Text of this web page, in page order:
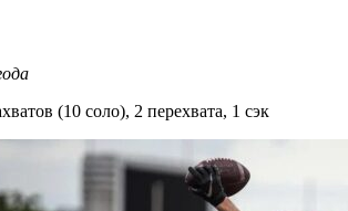
(10 соло), 2 перехвата, 1 сэк